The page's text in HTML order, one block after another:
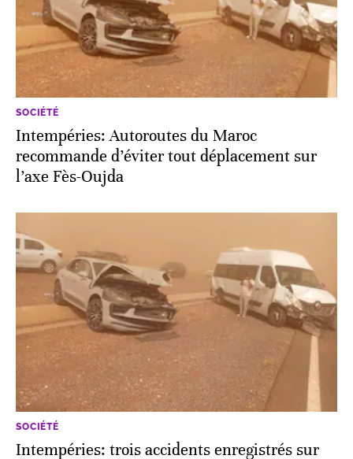
SOCIÉTÉ
Intempéries: Autoroutes du Maroc
recommande d’éviter tout déplacement sur
l’axe Fès-Oujda
SOCIÉTÉ
Intempéries: trois accidents enregistrés sur